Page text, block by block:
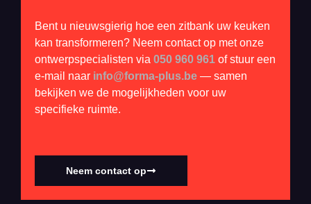
Bent u nieuwsgierig hoe een zitbank uw keuken
kan transformeren? Neem contact op met onze
ontwerpspecialisten via 050 960 961 of stuur een
e-mail naar info@forma-plus.be — samen
bekijken we de mogelijkheden voor uw
specifieke ruimte.
Neem contact op